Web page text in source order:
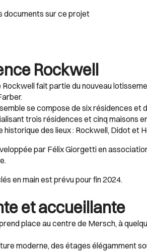
documents sur ce projet
Rockwell
fait partie du nouveau
se compose de six résidences
trois résidences et cinq maisons
historique des lieux : Rockwell, Didot et
par Félix Giorgetti en
en main est prévu pour fin 2024.
et accueillante
place au centre de Mersch, à
moderne, des étages élégamment